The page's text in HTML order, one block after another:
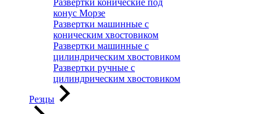
Развертки конические под
конус Морзе
Развертки машинные с
коническим хвостовиком
Развертки машинные с
цилиндрическим хвостовиком
Развертки ручные с
цилиндрическим хвостовиком
Резцы